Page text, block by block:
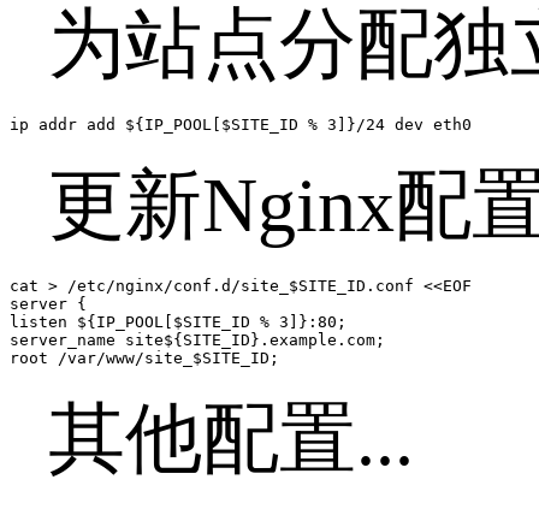
为站点分配
ip addr add ${IP_POOL[$SITE_ID % 3]}/24 dev eth0
更新Nginx配
cat > /etc/nginx/conf.d/site_$SITE_ID.conf <<EOF
server {
listen ${IP_POOL[$SITE_ID % 3]}:80;
server_name site${SITE_ID}.example.com;
root /var/www/site_$SITE_ID;
其他配置...